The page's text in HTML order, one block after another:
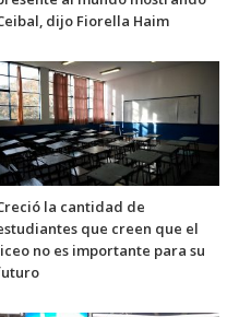
dijo Fiorella Haim
la cantidad de
que creen que el
no es importante para su